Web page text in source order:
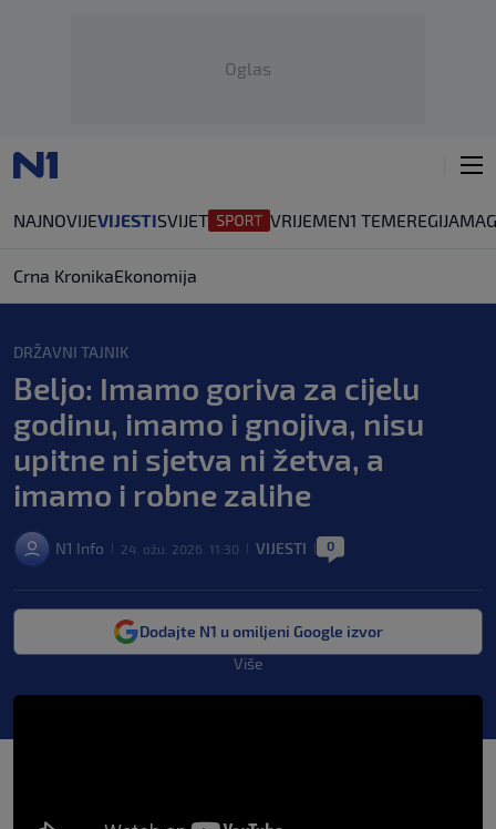
Oglas
NAJNOVIJEVIJESTISVIJET VRIJEMEN1 TEMEREGIJA
Crna KronikaEkonomija
DRŽAVNI TAJNIK
Beljo: Imamo goriva za cijelu
godinu, imamo i gnojiva, nisu
upitne ni sjetva ni žetva, a
imamo i robne zalihe
N1 Info 24. ožu. 2026. 11:30 VIJESTI 0
Dodajte N1 u omiljeni Google izvor
Više